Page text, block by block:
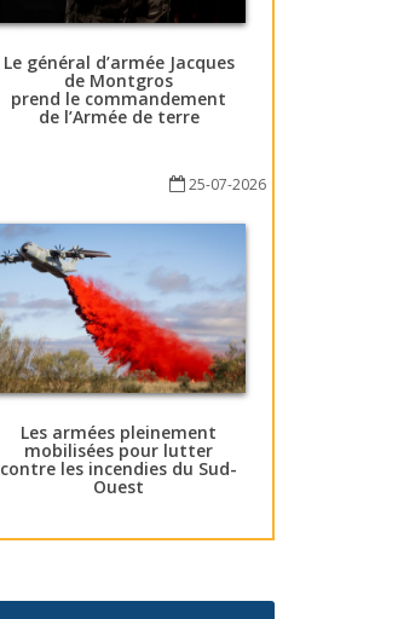
Le général d’armée Jacques
de Montgros
prend le commandement
de l’Armée de terre
25-07-2026
Les armées pleinement
mobilisées pour lutter
contre les incendies du Sud-
Ouest